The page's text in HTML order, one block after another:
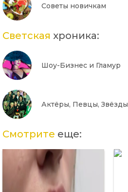
Советы новичкам
Светская хроника:
Шоу-Бизнес и Гламур
Актёры, Певцы, Звёзды
Смотрите еще: